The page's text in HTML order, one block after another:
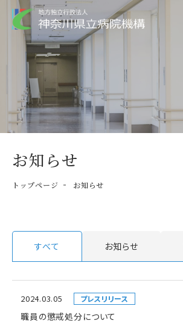
お知らせ
トップページ お知らせ
すべて お知らせ
2024.03.05 プレスリリース
職員の懲戒処分について